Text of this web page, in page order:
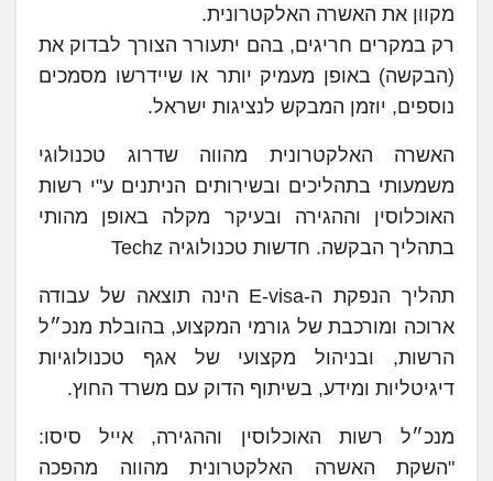
מקוון את האשרה האלקטרונית.
רק במקרים חריגים, בהם יתעורר הצורך לבדוק את
(הבקשה) באופן מעמיק יותר או שיידרשו מסמכים
נוספים, יוזמן המבקש לנציגות ישראל.
האשרה האלקטרונית מהווה שדרוג טכנולוגי
משמעותי בתהליכים ובשירותים הניתנים ע"י רשות
האוכלוסין וההגירה ובעיקר מקלה באופן מהותי
בתהליך הבקשה. חדשות טכנולוגיה Techz
תהליך הנפקת ה-E-visa הינה תוצאה של עבודה
ארוכה ומורכבת של גורמי המקצוע, בהובלת מנכ״ל
הרשות, ובניהול מקצועי של אגף טכנולוגיות
דיגיטליות ומידע, בשיתוף הדוק עם משרד החוץ.
מנכ״ל רשות האוכלוסין וההגירה, אייל סיסו:
"השקת האשרה האלקטרונית מהווה מהפכה